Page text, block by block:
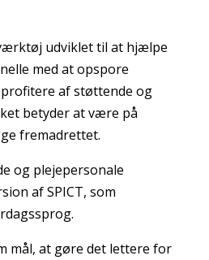
udviklet til at hjælpe
med at opspore
af støttende og
betyder at være på
fremadrettet.
og plejepersonale
af SPICT, som
mål, at gøre det lettere for